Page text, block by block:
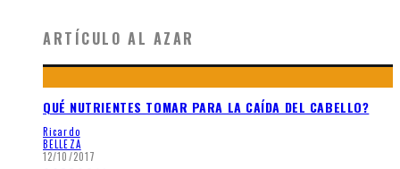
ARTÍCULO AL AZAR
QUÉ NUTRIENTES TOMAR PARA LA CAÍDA DEL CABELLO?
Ricardo
BELLEZA
12/10/2017